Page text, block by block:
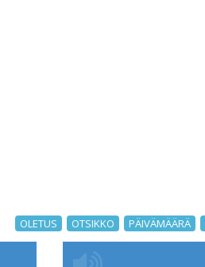
OLETUS
OTSIKKO PÄIVÄMÄÄRÄ